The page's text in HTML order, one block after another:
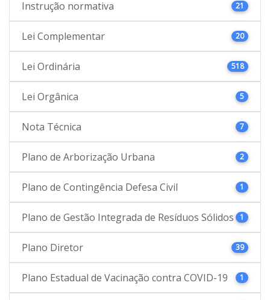
Instrução normativa 21
Lei Complementar 20
Lei Ordinária 518
Lei Orgânica 5
Nota Técnica 7
Plano de Arborização Urbana 2
Plano de Contingência Defesa Civil 1
Plano de Gestão Integrada de Resíduos Sólidos 1
Plano Diretor 39
Plano Estadual de Vacinação contra COVID-19 1